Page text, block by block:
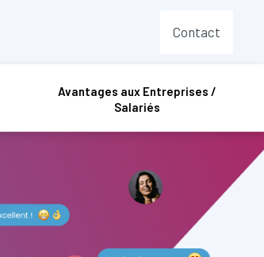
Contact
Avantages aux Entreprises /
Salariés